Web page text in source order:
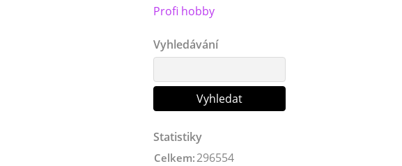
Profi hobby
Vyhledávání
Statistiky
Celkem:296554